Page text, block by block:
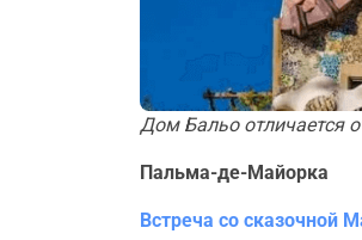
Дом Бальо отличается
Пальма-де-Майорка
Встреча со сказочной